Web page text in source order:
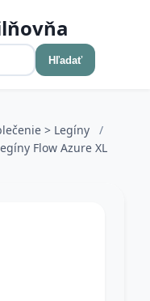
Hľadať
> Legíny
/
Flow Azure XL